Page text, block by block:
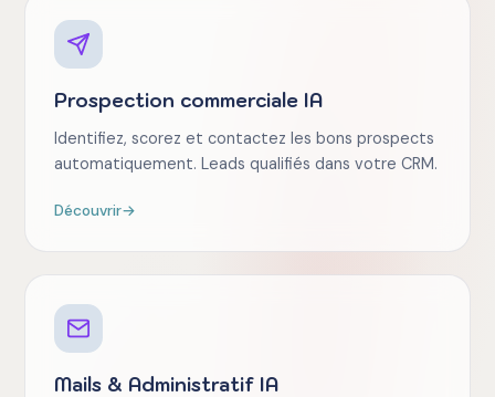
Prospection commerciale IA
Identifiez, scorez et contactez les bons prospects
automatiquement. Leads qualifiés dans votre CRM.
Découvrir→
Mails & Administratif IA